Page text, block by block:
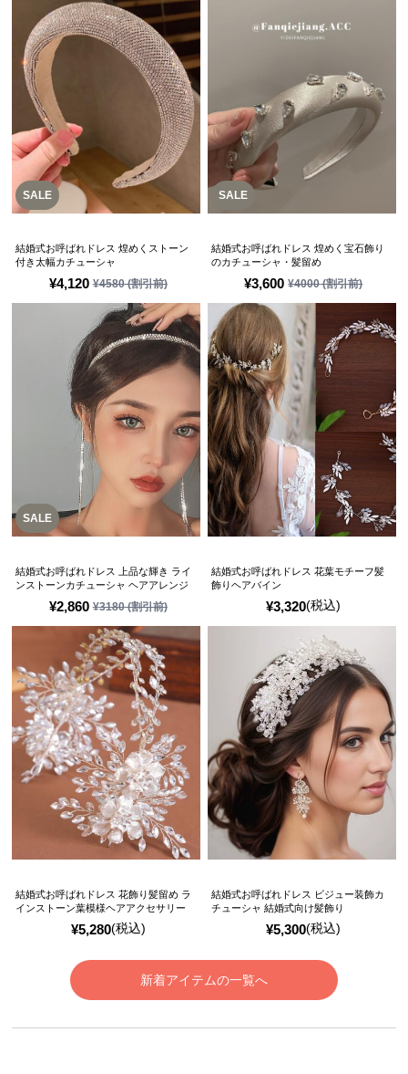
SALE
¥4,120 ¥4580(割引前)
結婚式お呼ばれドレス 煌めくストーン
付き太幅カチューシャ
SALE
¥3,600 ¥4000(割引前)
結婚式お呼ばれドレス 煌めく宝石飾り
のカチューシャ・髪留め
SALE
¥2,860 ¥3180(割引前)
結婚式お呼ばれドレス 上品な輝き ライ
ンストーンカチューシャ ヘアアレンジ
¥3,320(税込)
結婚式お呼ばれドレス 花葉モチーフ髪
飾りヘアバイン
¥5,280(税込)
結婚式お呼ばれドレス 花飾り髪留め ラ
インストーン葉模様ヘアアクセサリー
¥5,300(税込)
結婚式お呼ばれドレス ビジュー装飾カ
チューシャ 結婚式向け髪飾り
新着アイテムの一覧へ